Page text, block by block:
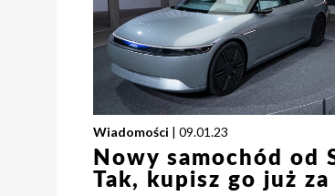
Wiadomości | 09.01.23
Nowy samochód od
Tak, kupisz go już